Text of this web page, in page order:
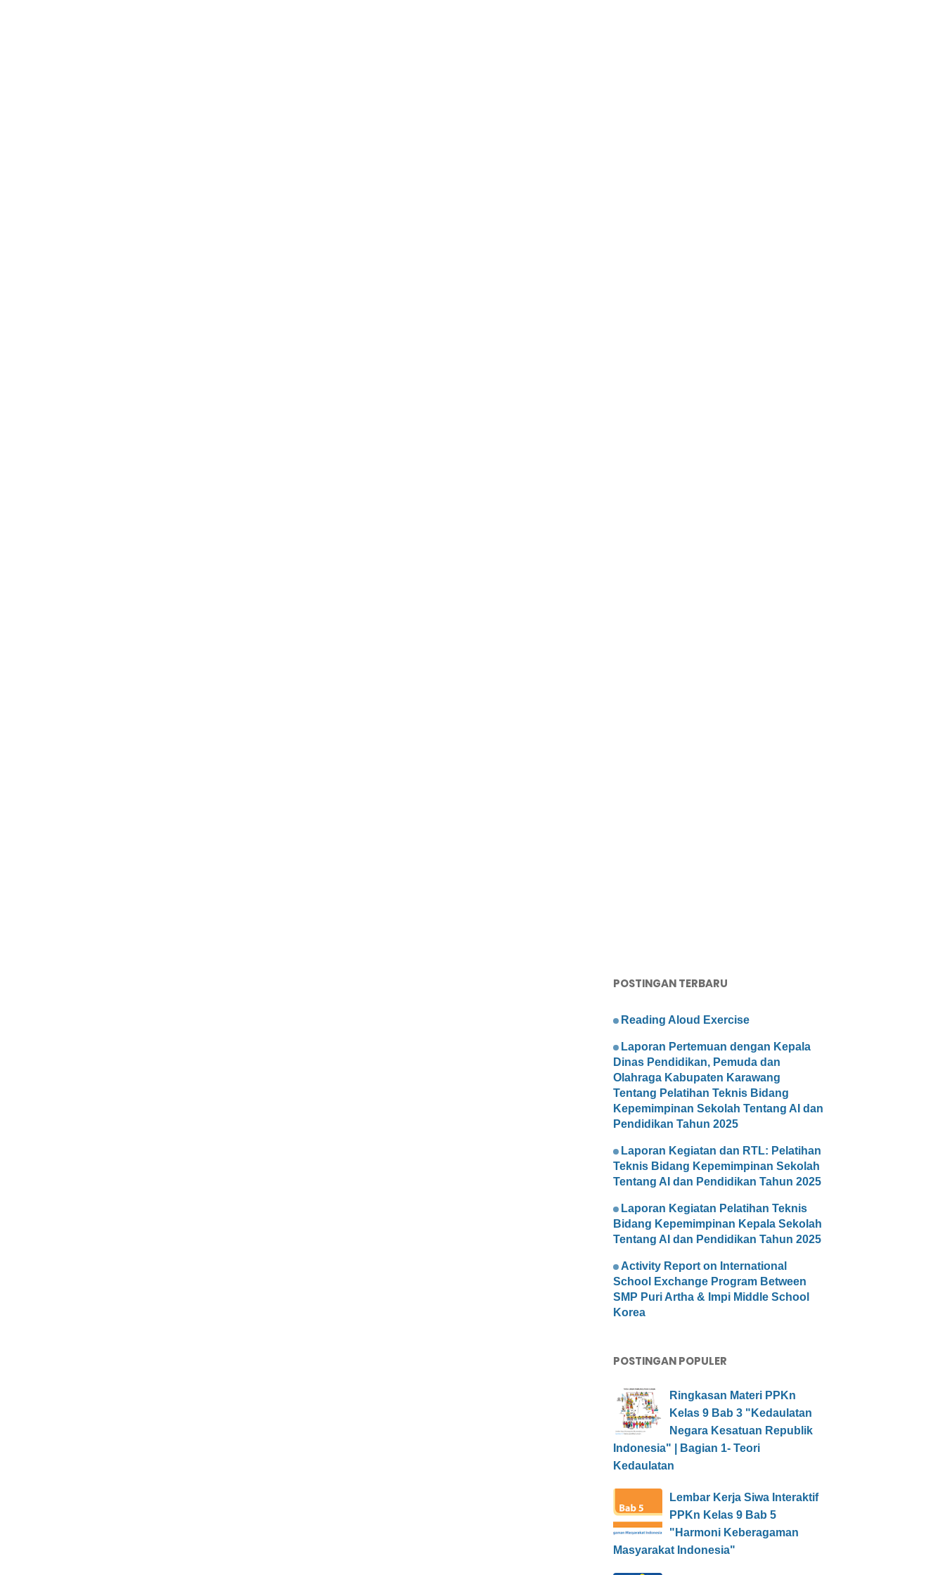
POSTINGAN TERBARU
Reading Aloud Exercise
Laporan Pertemuan dengan Kepala
Dinas Pendidikan, Pemuda dan
Olahraga Kabupaten Karawang
Tentang Pelatihan Teknis Bidang
Kepemimpinan Sekolah Tentang AI dan
Pendidikan Tahun 2025
Laporan Kegiatan dan RTL: Pelatihan
Teknis Bidang Kepemimpinan Sekolah
Tentang AI dan Pendidikan Tahun 2025
Laporan Kegiatan Pelatihan Teknis
Bidang Kepemimpinan Kepala Sekolah
Tentang AI dan Pendidikan Tahun 2025
Activity Report on International
School Exchange Program Between
SMP Puri Artha & Impi Middle School
Korea
POSTINGAN POPULER
Ringkasan Materi PPKn
Kelas 9 Bab 3 "Kedaulatan
Negara Kesatuan Republik
Indonesia" | Bagian 1- Teori
Kedaulatan
Lembar Kerja Siwa Interaktif
PPKn Kelas 9 Bab 5
"Harmoni Keberagaman
Masyarakat Indonesia"